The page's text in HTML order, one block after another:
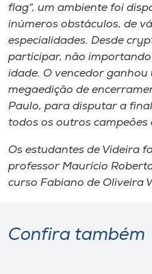
flag“, um ambiente foi
inúmeros obstáculos, de
especialidades. Desde
participar, não
idade. O vencedor
megaedição de
Paulo, para disputar a
todos os outros campeões
Os estudantes de Videira
professor Maurício
curso Fabiano de Oliveira
Confira também